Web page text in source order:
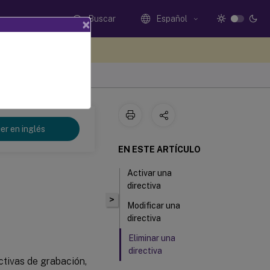
Buscar Español
en inglés
de grabación,
>
EN ESTE ARTÍCULO
Activar una
directiva
Modificar una
directiva
Eliminar una
directiva
×